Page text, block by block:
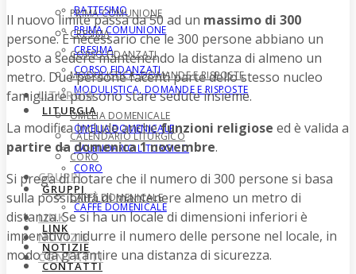
BATTESIMO
PRIMA COMUNIONE
CRESIMA
CORSO FIDANZATI
MODULISTICA, DOMANDE E RISPOSTE
LITURGIA
OMELIA DOMENICALE
CALENDARIO LITURGICO
CORO
GRUPPI
CAFFÈ DOMENICALE
LINK
NOTIZIE
CONTATTI
PRIMA COMUNIONE
CRESIMA
CORSO FIDANZATI
MODULISTICA, DOMANDE E RISPOSTE
LITURGIA
OMELIA DOMENICALE
CALENDARIO LITURGICO
CORO
GRUPPI
CAFFÈ DOMENICALE
LINK
NOTIZIE
CONTATTI
Il nuovo limite passa da 50 ad un massimo di 300
persone. È necessario che le 300 persone abbiano un
posto a sedere mantenendo la distanza di almeno un
metro. Due persone facenti parte dello stesso nucleo
famigliare possono stare sedute insieme.
La modifica include anchefunzioni religiose ed è valida a
partire da domenica 1 novembre.
Si prega di notare che il numero di 300 persone si basa
sulla possibilità di mantenere almeno un metro di
distanza. Se si ha un locale di dimensioni inferiori è
imperativo ridurre il numero delle persone nel locale, in
modo da garantire una distanza di sicurezza.